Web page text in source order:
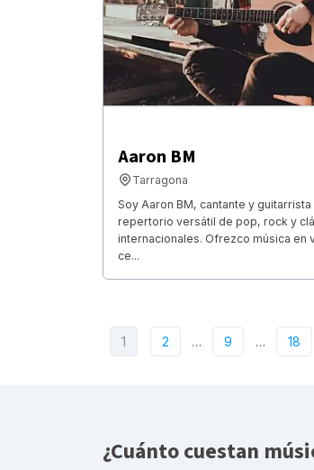
Aaron BM
Tarragona
Soy Aaron BM, cantante y
repertorio versátil de pop, rock y
internacionales. Ofrezco música en
ce...
1 2 … 9 … 18
¿Cuánto cuestan